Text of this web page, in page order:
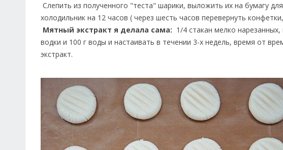
Слепить из полученного "теста" шарики, выложить их на бумагу
холодильник на 12 часов ( через шесть часов перевернуть
Мятный экстракт я делала сама: 1/4 стакан мелко
водки и 100 г воды и настаивать в течении 3-х недель, время от
экстракт.